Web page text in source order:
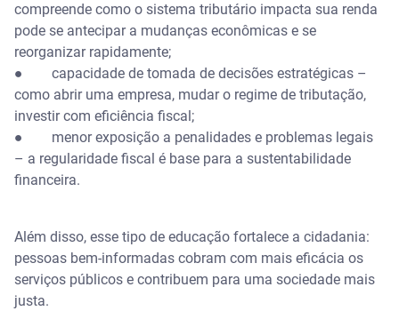
compreende como o sistema tributário impacta sua renda
pode se antecipar a mudanças econômicas e se
reorganizar rapidamente;
● capacidade de tomada de decisões estratégicas –
como abrir uma empresa, mudar o regime de tributação,
investir com eficiência fiscal;
● menor exposição a penalidades e problemas legais
– a regularidade fiscal é base para a sustentabilidade
financeira.
Além disso, esse tipo de educação fortalece a cidadania:
pessoas bem-informadas cobram com mais eficácia os
serviços públicos e contribuem para uma sociedade mais
justa.